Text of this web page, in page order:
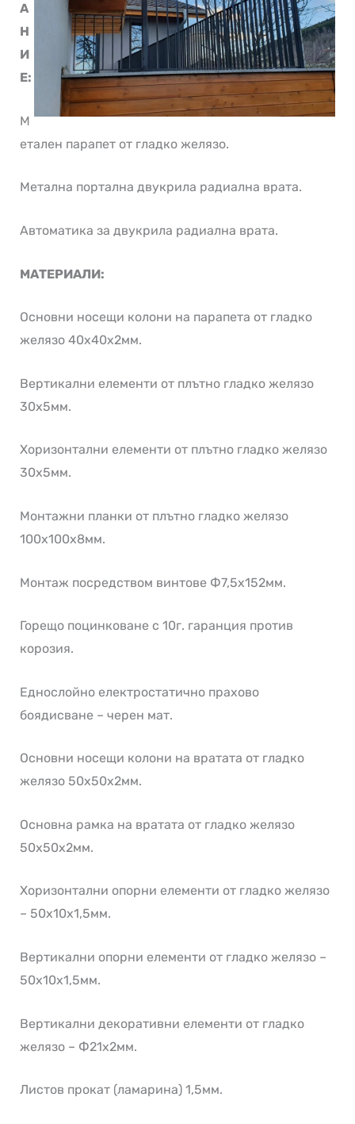
А
Н
И
Е:
М
етален парапет от гладко желязо.
Метална портална двукрила радиална врата.
Автоматика за двукрила радиална врата.
МАТЕРИАЛИ:
Основни носещи колони на парапета от гладко
желязо 40х40х2мм.
Вертикални елементи от плътно гладко желязо
30х5мм.
Хоризонтални елементи от плътно гладко желязо
30х5мм.
Монтажни планки от плътно гладко желязо
100х100х8мм.
Монтаж посредством винтове Ф7,5х152мм.
Горещо поцинковане с 10г. гаранция против
корозия.
Еднослойно електростатично прахово
боядисване – черен мат.
Основни носещи колони на вратата от гладко
желязо 50х50х2мм.
Основна рамка на вратата от гладко желязо
50х50х2мм.
Хоризонтални опорни елементи от гладко желязо
– 50х10х1,5мм.
Вертикални опорни елементи от гладко желязо –
50х10х1,5мм.
Вертикални декоративни елементи от гладко
желязо – Ф21х2мм.
Листов прокат (ламарина) 1,5мм.